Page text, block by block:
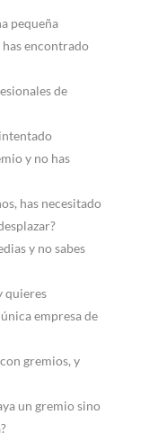
pequeña
encontrado
de
y no has
has necesitado
y no sabes
quieres
empresa de
gremios, y
un gremio sino